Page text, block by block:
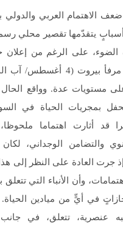
الاهتمام العربي والدولي
يتقدّمها تقصير محلي
الضوء، على الرغم من إعلان
مقارنة بانفجار مرفأ
على مستويات عدة. وواقع
بمجريات الحياة في
قد أثارت اهتماما
والتضامن الوجداني، لكان
جرت العادة على النظر إلى هذا
وأن الأنباء التي تتعلق به
في أيٍّ من ميادين
عنصرية، تتعلق، في جانب